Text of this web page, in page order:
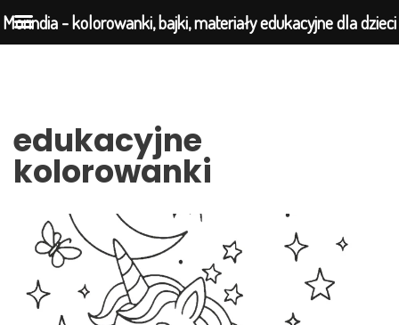
treści
edukacyjne
kolorowanki
Morindia - kolorowanki, bajki, materiały edukacyjne dla dzieci